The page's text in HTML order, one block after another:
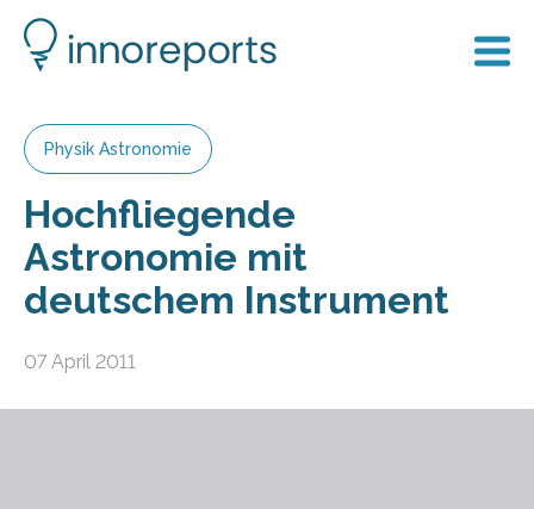
Physik Astronomie
Hochfliegende
Astronomie mit
deutschem Instrument
07 April 2011